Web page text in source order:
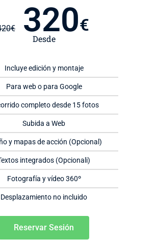
€ 320€
Desde
Incluye edición y montaje
Para web o para Google
completo desde 15 fotos
Subida a Web
y mapas de acción (Opcional)
integrados (Opcionali)
Fotografía y vídeo 360º
Desplazamiento no incluido
Reservar Sesión